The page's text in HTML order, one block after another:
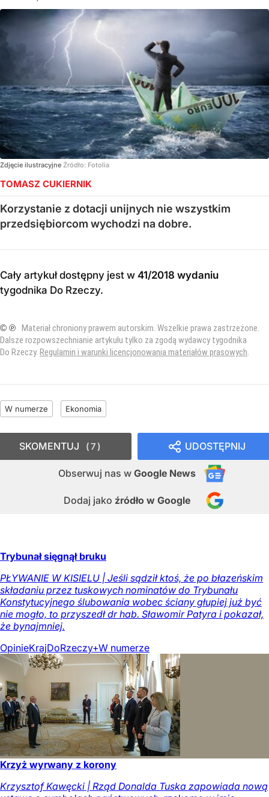
Zdjęcie ilustracyjne Źródło: Fotolia
TOMASZ CUKIERNIK
Korzystanie z dotacji unijnych nie wszystkim
przedsiębiorcom wychodzi na dobre.
Cały artykuł dostępny jest w 41/2018 wydaniu
tygodnika Do Rzeczy.
© ℗ Materiał chroniony prawem autorskim. Wszelkie prawa zastrzeżone.
Dalsze rozpowszechnianie artykułu tylko za zgodą wydawcy tygodnika
Do Rzeczy. Regulamin i warunki licencjonowania materiałów prasowych.
W numerze Ekonomia
UDOSTĘPNIJ
Obserwuj nas w Google News
Dodaj jako źródło w Google
SKOMENTUJ 7
Trybunał sięgnął bruku
PŁYWANIE W KISIELU | Jeśli sądził ktoś, że po błazeńskim
składaniu przez tuskowych nominatów do Trybunału
Konstytucyjnego ślubowania wobec ściany głupiej już być
nie mogło, to przyszedł dr hab. Sławomir Patyra i pokazał,
że bynajmniej.
OpinieKrajDoRzeczy+W numerze
Krzyż wyrwany z korony
Krzysztof Kawęcki | Rząd Donalda Tuska zapowiada nową